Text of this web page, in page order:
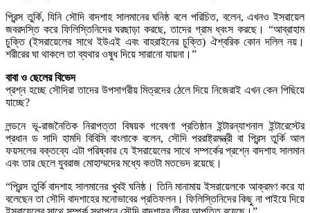
প্রিন্স তুর্কি, যিনি সৌদি বাদশাহ সালমানের ঘনিষ্ঠ বলে পরিচিত, বলেন, এখনও ইসরায়েল
জবরদস্তি করে ফিলিস্তিনিদের ঘরছাড়া করছে, তাদের গ্রাম ধ্বংস করছে। “আব্রাহাম
চুক্তি (ইসরায়েলের সাথে ইউএই এবং বাহরাইনের চুক্তি) ঐশ্বরিক কোন দলিল নয়।
শরীরের ঘা থাকলে তা ব্যথার ওষুধ দিয়ে সারানো যায়না।”
বাবা ও ছেলের বিভেদ
প্রশ্ন হচ্ছে সৌদিরা তাদের উপসাগরীয় মিত্রদের ঠেলে দিয়ে নিজেরাই এখন কেন পিছিয়ে
যাচ্ছে?
লন্ডনে ভূ-রাজনৈতিক নিরাপত্তা বিষয়ক গবেষণা প্রতিষ্ঠান ইন্টারন্যাশনাল ইন্টারেস্টের
প্রধান ড সাদি হামদি বিবিসি বাংলাকে বলেন, সৌদি পররাষ্ট্রমন্ত্রী বা প্রিন্স তুর্কি আল
ফয়সলের বক্তব্যে এটা পরিষ্কার যে ইসরায়েলের সাথে সম্পর্কের প্রশ্নে বাদশাহ সালমান
এবং তার ছেলে যুবরাজ মোহাম্মদের মধ্যে কতটা মতভেদ রয়েছে।
“প্রিন্স তুর্কি বাদশাহ সালমানের খুবই ঘনিষ্ঠ। তিনি মানামায় ইসরায়েলকে আক্রমণ করে যা
বলেছেন তা সৌদি বাদশাহের মনোভাবের প্রতিফলন। ফিলিস্তিনিদের কিছু না পাইয়ে দিয়ে